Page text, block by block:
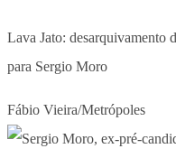
Lava Jato: desarquivamento
para Sergio Moro
Fábio Vieira/Metrópoles